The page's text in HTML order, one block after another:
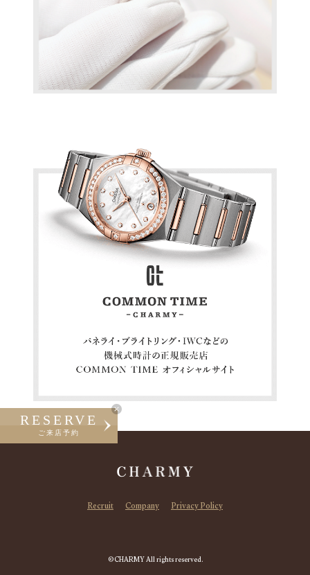
RESERVE
ご来店予約
Recruit Company Privacy Policy
©CHARMY All rights reserved.